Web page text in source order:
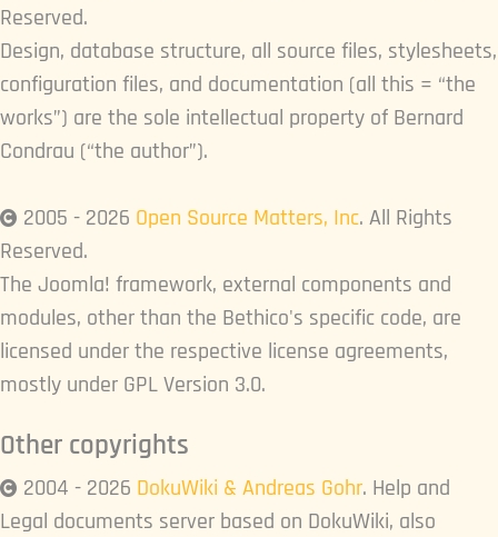
Reserved.
Design, database structure, all source files, stylesheets,
configuration files, and documentation (all this = “the
works”) are the sole intellectual property of Bernard
Condrau (“the author”).
2005 - 2026 Open Source Matters, Inc. All Rights
Reserved.
The Joomla! framework, external components and
modules, other than the Bethico's specific code, are
licensed under the respective license agreements,
mostly under GPLVersion 3.0.
Other copyrights
2004 - 2026 DokuWiki & Andreas Gohr. Help and
Legal documents server based on DokuWiki, also